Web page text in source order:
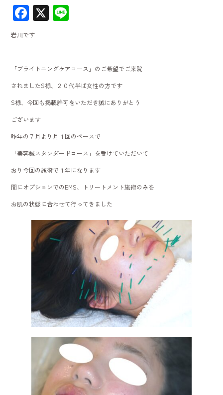
F
ac
e
b
o
ok
X
岩川です
「ブライトニングケアコース」のご希望でご来院
されましたS様、２０代半ば女性の方です
S様、今回も掲載許可をいただき誠にありがとう
ございます
昨年の７月より月１回のペースで
「美容鍼スタンダードコース」を受けていただいて
おり今回の施術で１年になります
間にオプションでのEMS、トリートメント施術のみを
お肌の状態に合わせて行ってきました